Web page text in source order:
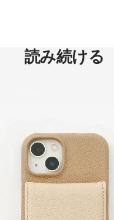
読み続ける